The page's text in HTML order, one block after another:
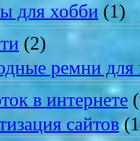
для хобби (1)
(2)
ремни для
в интернете
сайтов